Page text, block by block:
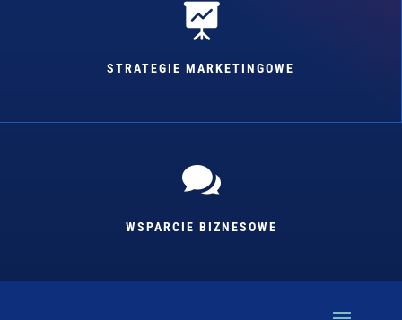

STRATEGIE MARKETINGOWE

WSPARCIE BIZNESOWE